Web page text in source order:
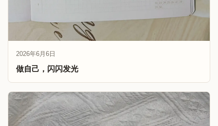
2026年6月6日
做自己，闪闪发光